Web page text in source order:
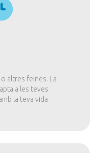
altres feines. La
a les teves
la teva vida